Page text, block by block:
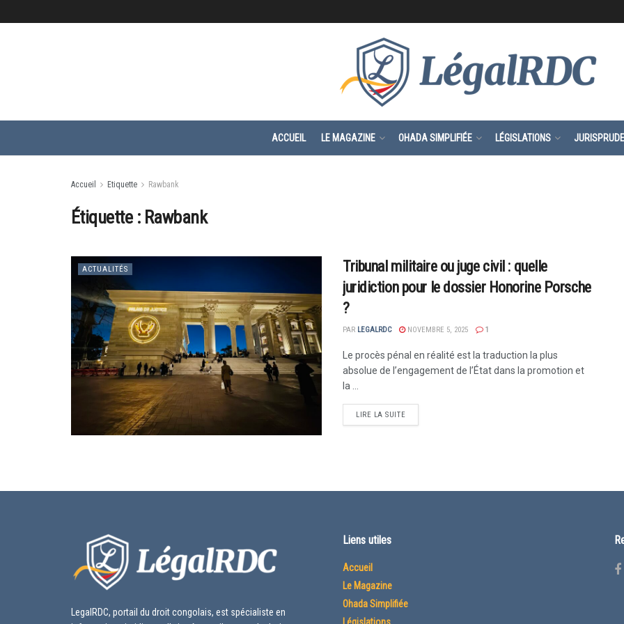
ACCUEIL LE MAGAZINE OHADA SIMPLIFIÉE LÉGISLATIONS
Accueil Etiquette Rawbank
Étiquette : Rawbank
ACTUALITÉS
Tribunal militaire ou juge civil : quelle
juridiction pour le dossier Honorine Porsche
?
PAR LEGALRDC NOVEMBRE 5, 2025 1
Le procès pénal en réalité est la traduction la plus
absolue de l’engagement de l’État dans la promotion et
la ...
LIRE LA SUITE
LegalRDC, portail du droit congolais, est spécialiste en
Liens utiles
Accueil
Le Magazine
Ohada Simplifiée